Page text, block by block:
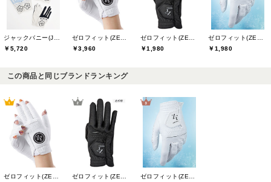
ジャックバニー(Jack Bunny)
￥5,720
ゼロフィット(ZEROFIT)
￥3,960
ゼロフィット(ZEROFIT)
￥1,980
ゼロフィット(ZEROFIT)
￥1,980
この商品と同じブランドランキング